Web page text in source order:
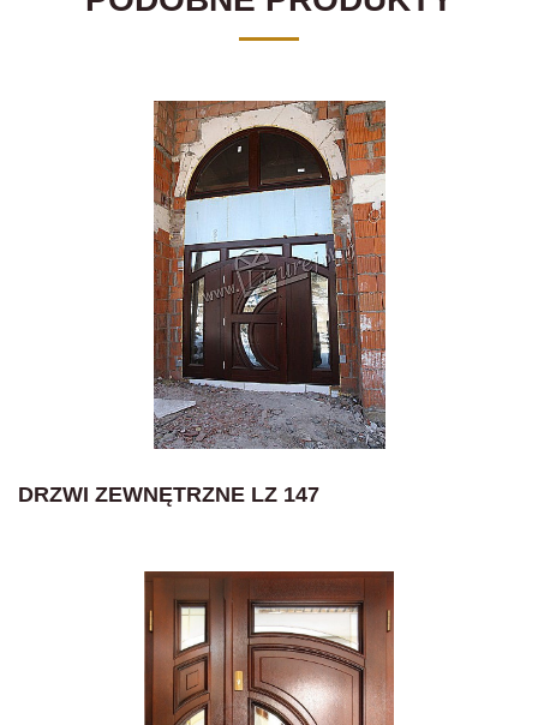
DRZWI ZEWNĘTRZNE LZ 147